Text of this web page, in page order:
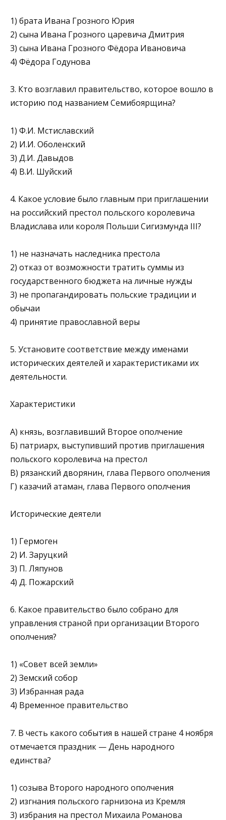
1) брата Ивана Грозного Юрия
2) сына Ивана Грозного царевича Дмитрия
3) сына Ивана Грозного Фёдора Ивановича
4) Фёдора Годунова
3. Кто возглавил правительство, которое вошло в
историю под названием Семибоярщина?
1) Ф.И. Мстиславский
2) И.И. Оболенский
3) Д.И. Давыдов
4) В.И. Шуйский
4. Какое условие было главным при приглашении
на россий­ский престол польского королевича
Владислава или короля Польши Сигизмунда III?
1) не назначать наследника престола
2) отказ от возможности тратить суммы из
государственно­го бюджета на личные нужды
3) не пропагандировать польские традиции и
обычаи
4) принятие православной веры
5. Установите соответствие между именами
исторических дея­телей и характеристиками их
деятельности.
Характеристики
А) князь, возглавивший Второе ополчение
Б) патриарх, выступивший против приглашения
польского королевича на престол
В) рязанский дворянин, глава Первого ополчения
Г) казачий атаман, глава Первого ополчения
Исторические деятели
1) Гермоген
2) И. Заруцкий
3) П. Ляпунов
4) Д. Пожарский
6. Какое правительство было собрано для
управления страной при организации Второго
ополчения?
1) «Совет всей земли»
2) Земский собор
3) Избранная рада
4) Временное правительство
7. В честь какого события в нашей стране 4 ноября
отмечается праздник — День народного
единства?
1) созыва Второго народного ополчения
2) изгнания польского гарнизона из Кремля
3) избрания на престол Михаила Романова